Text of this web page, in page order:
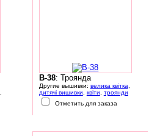
B-38: Троянда
Другие вышивки: велика квітка
дитячі вишивки
квіти
троянди
Отметить для заказа